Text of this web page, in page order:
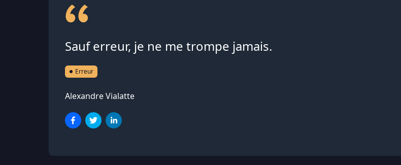
Sauf erreur, je ne me trompe jamais.
Erreur
Alexandre Vialatte